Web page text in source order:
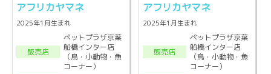
アフリカヤマネ
2025年1月生まれ
販売店
ペットプラザ京葉
船橋インター店
（鳥・小動物・魚
コーナー）
アフリカヤマネ
2025年1月生まれ
販売店
ペットプラザ京葉
船橋インター店
（鳥・小動物・魚
コーナー）